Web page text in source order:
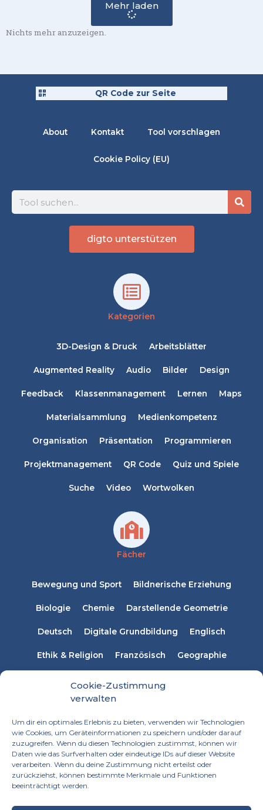
Cookie-Zustimmung
verwalten
Um dir ein optimales Erlebnis zu bieten, verwenden wir Technologien
wie Cookies, um Geräteinformationen zu speichern und/oder darauf
zuzugreifen. Wenn du diesen Technologien zustimmst, können wir
Daten wie das Surfverhalten oder eindeutige IDs auf dieser Website
verarbeiten. Wenn du deine Zustimmung nicht erteilst oder
zurückziehst, können bestimmte Merkmale und Funktionen
beeinträchtigt werden.
Mehr laden
Nichts mehr anzuzeigen.
QR Code zur Seite
About Kontakt Tool vorschlagen
Cookie Policy (EU)
digto unterstützen
Kategorien
3D-Design & Druck Arbeitsblätter
Augmented Reality Audio Bilder Design
Feedback Klassenmanagement Lernen Maps
Materialsammlung Medienkompetenz
Organisation Präsentation Programmieren
Projektmanagement QR Code Quiz und Spiele
Suche Video Wortwolken
Fächer
Bewegung und Sport Bildnerische Erziehung
Biologie Chemie Darstellende Geometrie
Deutsch Digitale Grundbildung Englisch
Ethik & Religion Französisch Geographie
Musikerziehung Naturwissenschaften
Russisch Spanisch Sprachen
Technisches Werken Textiles Werken